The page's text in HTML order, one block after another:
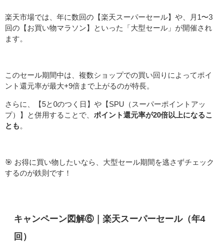
楽天市場では、年に数回の【楽天スーパーセール】や、月1〜3
回の【お買い物マラソン】といった「大型セール」が開催され
ます。
このセール期間中は、複数ショップでの買い回りによってポイ
ント還元率が最大+9倍まで上がるのが特長。
さらに、【5と0のつく日】や【SPU（スーパーポイントアッ
プ）】と併用することで、 ポイント還元率が20倍以上になるこ
とも 。
🎯 お得に買い物したいなら、大型セール期間を逃さずチェック
するのが鉄則です！
キャンペーン図解⑥｜楽天スーパーセール（年4
回）